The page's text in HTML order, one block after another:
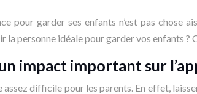
pour garder ses enfants n’est pas chose
la personne idéale pour garder vos enfants
impact important sur
assez difficile pour les parents. En effet,